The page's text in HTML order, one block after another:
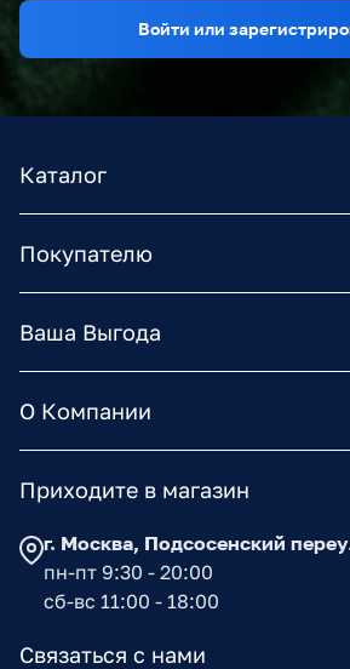
Войти или
Каталог
Покупателю
Ваша Выгода
О Компании
Приходите в магазин
г. Москва, Подсосенский
пн-пт 9:30 - 20:00
сб-вс 11:00 - 18:00
Связаться с нами